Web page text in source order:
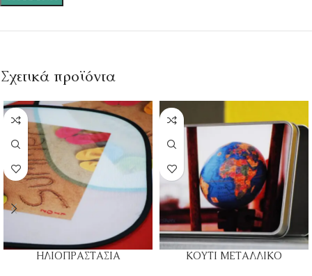
Σχετικά προϊόντα
ΗΛΙΟΠΡΑΣΤΑΣΙΑ ΚΟΥΤΙ ΜΕΤΑΛΛΙΚΟ